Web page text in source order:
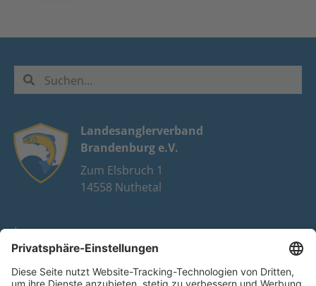
Landesanglerverband
Brandenburg e.V.
Zum Elsbruch 1
14558 Nuthetal
Impressum
Datenschutz
FAQ